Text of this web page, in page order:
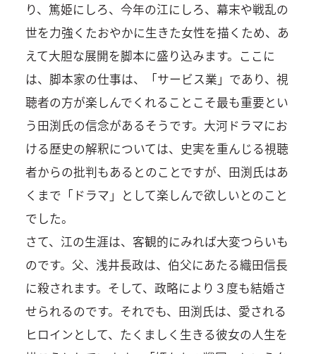
り、篤姫にしろ、今年の江にしろ、幕末や戦乱の
世を力強くたおやかに生きた女性を描くため、あ
えて大胆な展開を脚本に盛り込みます。ここに
は、脚本家の仕事は、「サービス業」であり、視
聴者の方が楽しんでくれることこそ最も重要とい
う田渕氏の信念があるそうです。大河ドラマにお
ける歴史の解釈については、史実を重んじる視聴
者からの批判もあるとのことですが、田渕氏はあ
くまで「ドラマ」として楽しんで欲しいとのこと
でした。
さて、江の生涯は、客観的にみれば大変つらいも
のです。父、浅井長政は、伯父にあたる織田信長
に殺されます。そして、政略により３度も結婚さ
せられるのです。それでも、田渕氏は、愛される
ヒロインとして、たくましく生きる彼女の人生を